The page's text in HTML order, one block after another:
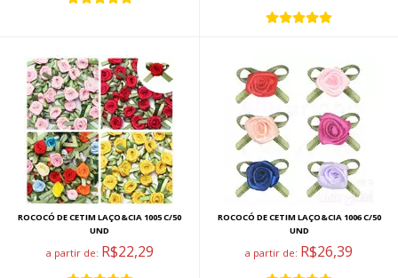
ROCOCÓ DE CETIM LAÇO&CIA 1005 C/50
UND
a partir de: R$22,29
ROCOCÓ DE CETIM LAÇO&CIA 1006 C/50
UND
a partir de: R$26,39